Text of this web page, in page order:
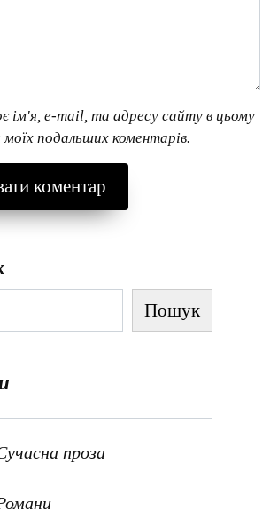
ім'я, e-mail, та адресу сайту в цьому
моїх подальших коментарів.
Пошук
проза